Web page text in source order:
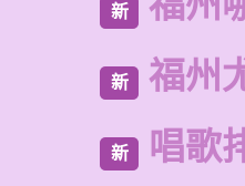
新
新 福州
新 唱歌